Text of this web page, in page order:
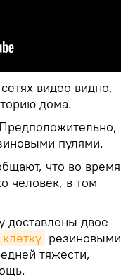
видео видно,
дома.
пулями.
что во время
человек, в том
доставлены двое
резиновыми
тяжести,